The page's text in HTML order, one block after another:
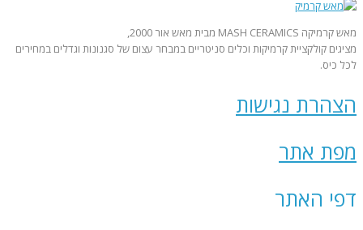
מאש קרמיקה MASH CERAMICS מבית מאש אור 2000,
מציגים קולקציית קרמיקות וכלים סניטריים במבחר עצום של סגנונות וגדלים במחירים
לכל כיס.
הצהרת נגישות
מפת אתר
דפי האתר